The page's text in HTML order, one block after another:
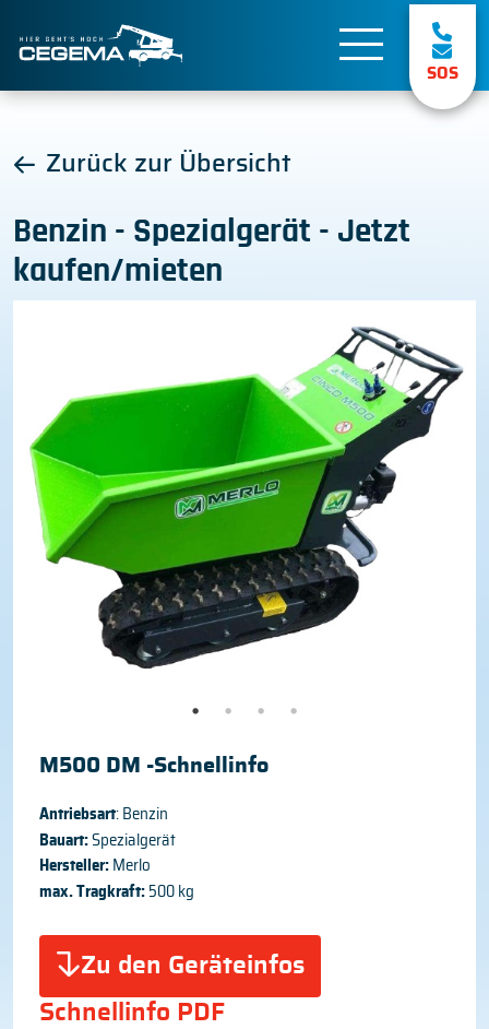
SOS
Zurück zur Übersicht
Benzin - Spezialgerät - Jetzt
kaufen/mieten
M500 DM -Schnellinfo
Antriebsart: Benzin
Bauart: Spezialgerät
Hersteller: Merlo
max. Tragkraft: 500 kg
Zu den Geräteinfos
Schnellinfo PDF